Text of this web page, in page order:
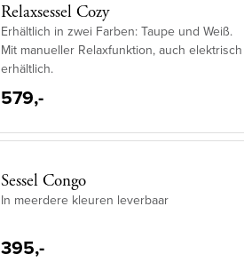
Relaxsessel Cozy
Erhältlich in zwei Farben: Taupe und Weiß.
Mit manueller Relaxfunktion, auch elektrisch
erhältlich.
579,-
Sessel Congo
In meerdere kleuren leverbaar
395,-